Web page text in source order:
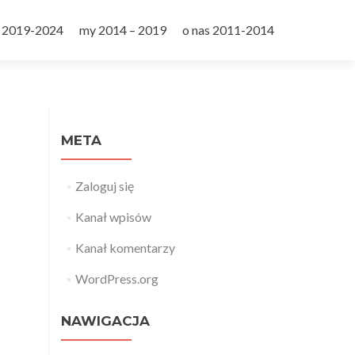
2019-2024 my 2014 – 2019 o nas 2011-2014
META
Zaloguj się
Kanał wpisów
Kanał komentarzy
WordPress.org
NAWIGACJA